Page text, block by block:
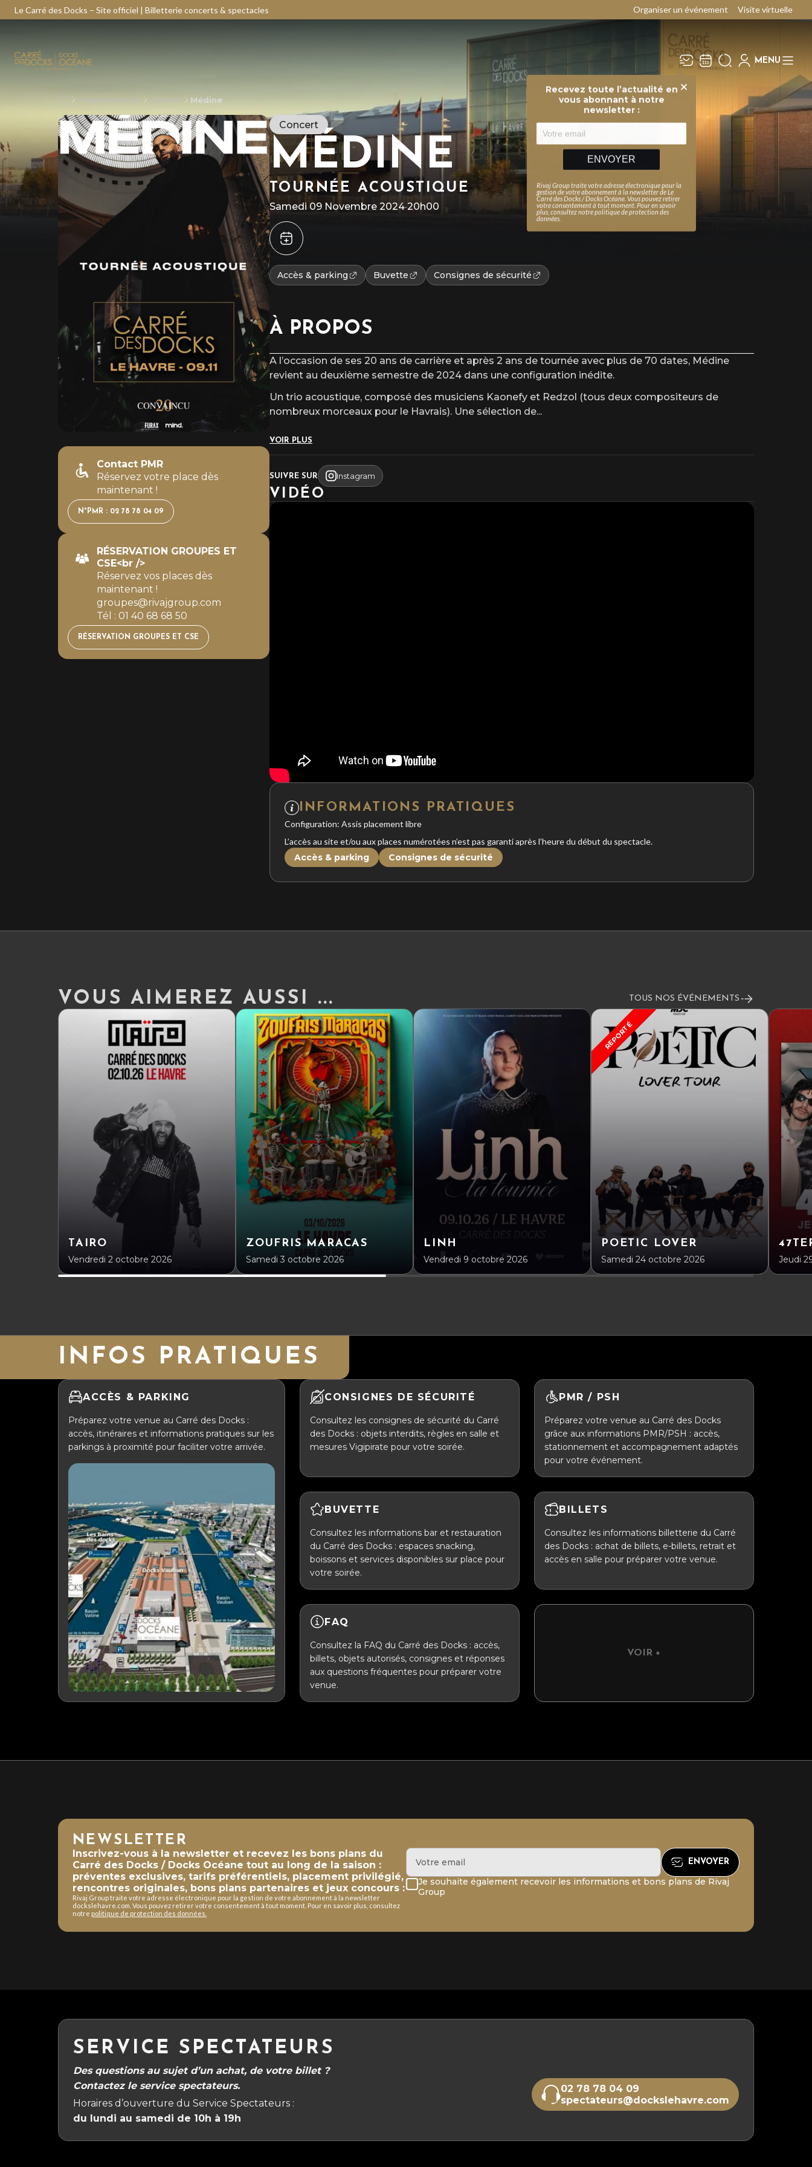
Le Carré des Docks – Site officiel | Billetterie concerts & spectacles Organiser un événement Visite virtuelle
Fermer
Recevez toute l’actualité en
vous abonnant à notre
newsletter :
ENVOYER
Rivaj Group traite votre adresse électronique pour la
gestion de votre abonnement à la newsletter deLe
Carré des Docks / Docks Océane . Vous pouvez retirer
votre consentement à tout moment. Pour en savoir
plus, consultez notrepolitique de protection des
données
MENU
Programmation Concert Médine
Contact PMR
Réservez votre place dès
maintenant !
N°PMR : 02 78 78 04 09
RÉSERVATION GROUPES ET
CSE<br />
Réservez vos places dès
maintenant !
groupes@rivajgroup.com
Tél : 01 40 68 68 50
RÉSERVATION GROUPES ET CSE
Concert
MÉDINE
TOURNÉE ACOUSTIQUE
Samedi 09 Novembre 2024·20h00
Accès & parking Buvette Consignes de sécurité
À PROPOS
A l’occasion de ses 20 ans de carrière et après 2 ans de tournée avec plus de 70 dates, Médine
revient au deuxième semestre de 2024 dans une configuration inédite.
Un trio acoustique, composé des musiciens Kaonefy et Redzol (tous deux compositeurs de
nombreux morceaux pour le Havrais). Une sélection de...
VOIR PLUS
SUIVRE SUR Instagram
VIDÉO
INFORMATIONS PRATIQUES
Configuration: Assis placement libre
L’accès au site et/ou aux places numérotées n’est pas garanti après l’heure du début du spectacle.
Accès & parking Consignes de sécurité
VOUS AIMEREZ AUSSI ... TOUS NOS ÉVÉNEMENTS
TAIRO
Vendredi 2 octobre 2026
ZOUFRIS MARACAS
Samedi 3 octobre 2026
LINH
Vendredi 9 octobre 2026
REPORTÉ
POETIC LOVER
Samedi 24 octobre 2026 Jeudi
INFOS PRATIQUES
ACCÈS & PARKING
Préparez votre venue au Carré des Docks :
accès, itinéraires et informations pratiques sur les
parkings à proximité pour faciliter votre arrivée.
CONSIGNES DE SÉCURITÉ
Consultez les consignes de sécurité du Carré
des Docks : objets interdits, règles en salle et
mesures Vigipirate pour votre soirée.
PMR / PSH
Préparez votre venue au Carré des Docks
grâce aux informations PMR/PSH : accès,
stationnement et accompagnement adaptés
pour votre événement.
BUVETTE
Consultez les informations bar et restauration
du Carré des Docks : espaces snacking,
boissons et services disponibles sur place pour
votre soirée.
BILLETS
Consultez les informations billetterie du Carré
des Docks : achat de billets, e-billets, retrait et
accès en salle pour préparer votre venue.
FAQ
Consultez la FAQ du Carré des Docks : accès,
billets, objets autorisés, consignes et réponses
aux questions fréquentes pour préparer votre
venue.
VOIR +
NEWSLETTER
Inscrivez-vous à la newsletter et recevez les bons plans du
Carré des Docks / Docks Océane tout au long de la saison :
préventes exclusives, tarifs préférentiels, placement privilégié,
rencontres originales, bons plans partenaires et jeux concours :
Rivaj Group traite votre adresse électronique pour la gestion de votre abonnement à la newsletter
dockslehavre.com. Vous pouvez retirer votre consentement à tout moment. Pour en savoir plus, consultez
notre politique de protection des données.
Je souhaite également recevoir les informations et bons plans de Rivaj
Group
SERVICE SPECTATEURS
Des questions au sujet d’un achat, de votre billet ?
Contactez le service spectateurs.
Horaires d’ouverture du Service Spectateurs :
du lundi au samedi de 10h à 19h
02 78 78 04 09
spectateurs@dockslehavre.com